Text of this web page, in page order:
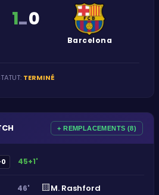
1-0
Barcelona
: TERMINÉ
+ REMPLACEMENTS (8)
45+1'
46' 🟨M. Rashford